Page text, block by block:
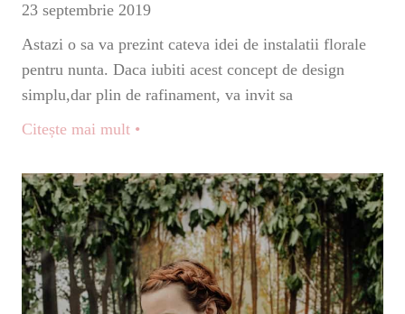
23 septembrie 2019
Astazi o sa va prezint cateva idei de instalatii florale
pentru nunta. Daca iubiti acest concept de design
simplu,dar plin de rafinament, va invit sa
Citește mai mult •